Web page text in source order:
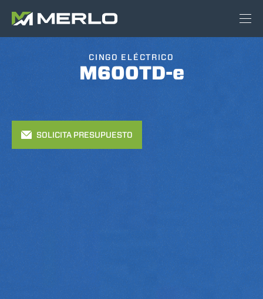
CINGO ELÉCTRICO
M600TD-e
SOLICITA PRESUPUESTO